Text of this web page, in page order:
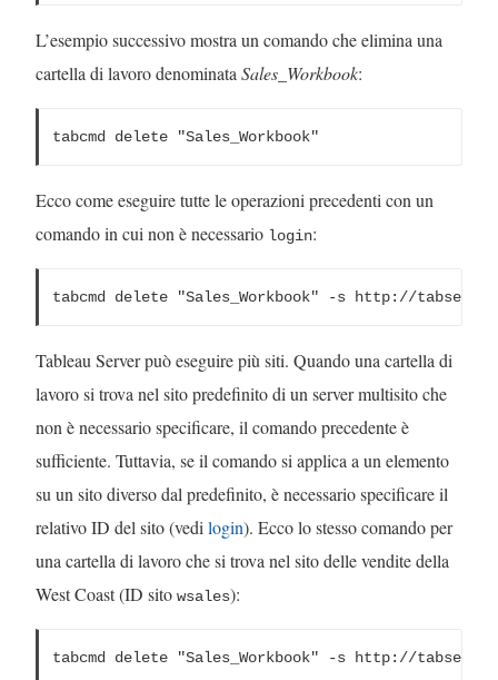
L’esempio successivo mostra un comando che elimina una
cartella di lavoro denominata Sales_Workbook:
tabcmd delete "Sales_Workbook"
Ecco come eseguire tutte le operazioni precedenti con un
comando in cui non è necessario login:
tabcmd delete "Sales_Workbook" -s http://
Tableau Server può eseguire più siti. Quando una cartella di
lavoro si trova nel sito predefinito di un server multisito che
non è necessario specificare, il comando precedente è
sufficiente. Tuttavia, se il comando si applica a un elemento
su un sito diverso dal predefinito, è necessario specificare il
relativo ID del sito (vedi login). Ecco lo stesso comando per
una cartella di lavoro che si trova nel sito delle vendite della
West Coast (ID sito wsales):
tabcmd delete "Sales_Workbook" -s http://